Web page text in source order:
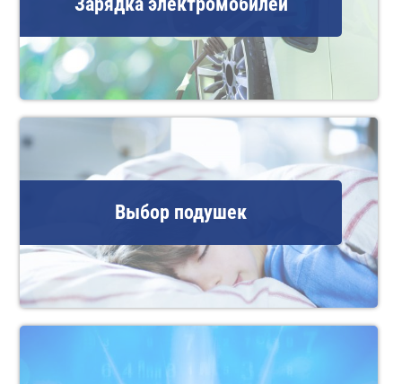
Выбор подушек